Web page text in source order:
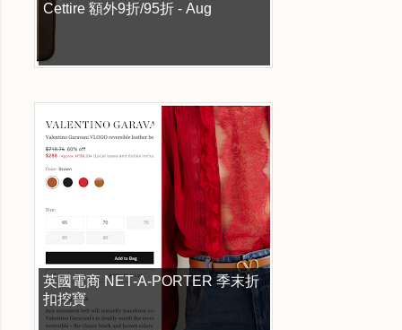
Cettire 額外9折/95折 - Aug
英國電商 NET-A-PORTER 季末折
扣挖寶